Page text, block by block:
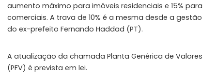
aumento máximo para imóveis residenciais e 15% para
comerciais. A trava de 10% é a mesma desde a gestão
do ex-prefeito Fernando Haddad (PT).
A atualização da chamada Planta Genérica de Valores
(PFV) é prevista em lei.